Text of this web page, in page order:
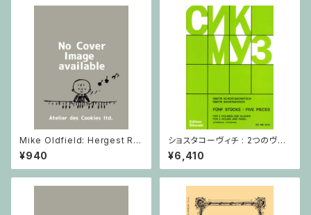
Mike Oldfield: Hergest Rid
ge / ピアノ
¥940
ショスタコーヴィチ : 2つのヴァ
イオリンとピアノのための 5つの
小品 / ヴァイオリン2とピアノ
¥6,410